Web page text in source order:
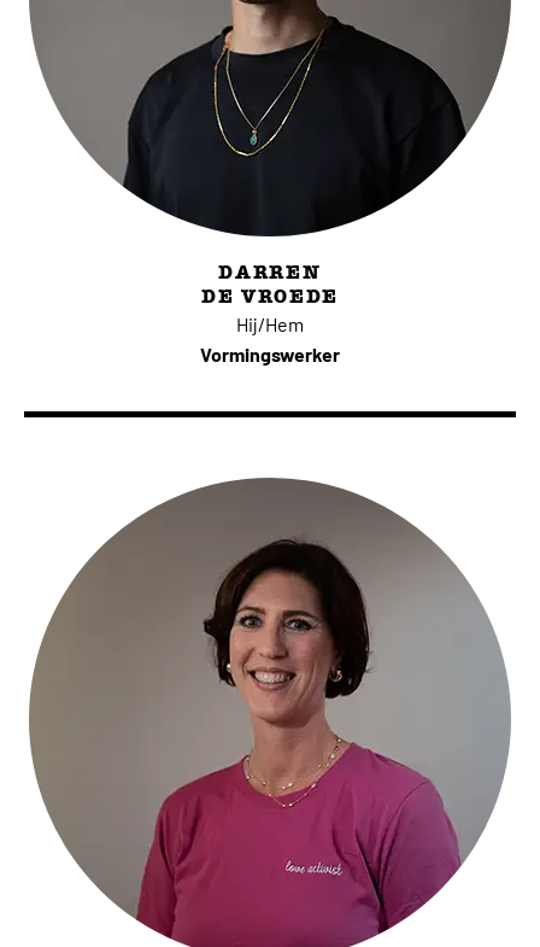
DARREN
DE VROEDE
Hij/Hem
Vormingswerker